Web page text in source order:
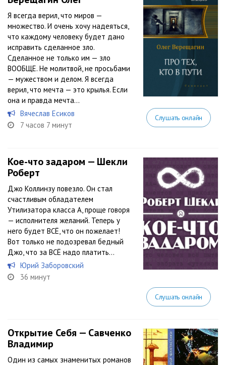
Я всегда верил, что миров —
множество. И очень хочу надеяться,
что каждому человеку будет дано
исправить сделанное зло.
Сделанное не только им — зло
ВООБЩЕ. Не молитвой, не просьбами
— мужеством и делом. Я всегда
верил, что мечта — это крылья. Если
она и правда мечта…
Вячеслав Есиков
7 часов 7 минут
Слушать онлайн
Кое-что задаром — Шекли
Роберт
Джо Коллинзу повезло. Он стал
счастливым обладателем
Утилизатора класса А, проще говоря
— исполнителя желаний. Теперь у
него будет ВСЁ, что он пожелает!
Вот только не подозревал бедный
Джо, что за ВСЁ надо платить…
Юрий Заборовский
36 минут
Слушать онлайн
Открытие Себя — Савченко
Владимир
Один из самых знаменитых романов